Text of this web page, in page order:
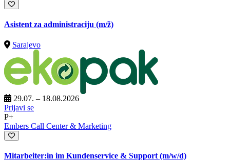
Asistent za administraciju (m/ž)
Sarajevo
29.07. – 18.08.2026
Prijavi se
P+
Embers Call Center & Marketing
Mitarbeiter:in im Kundenservice & Support (m/w/d)